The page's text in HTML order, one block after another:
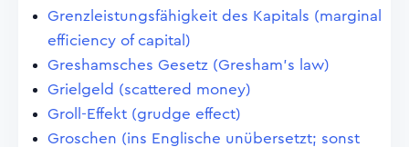
Grenzleistungsfähigkeit des Kapitals (marginal
efficiency of capital)
Greshamsches Gesetz (Gresham's law)
Grielgeld (scattered money)
Groll-Effekt (grudge effect)
Groschen (ins Englische unübersetzt; sonst